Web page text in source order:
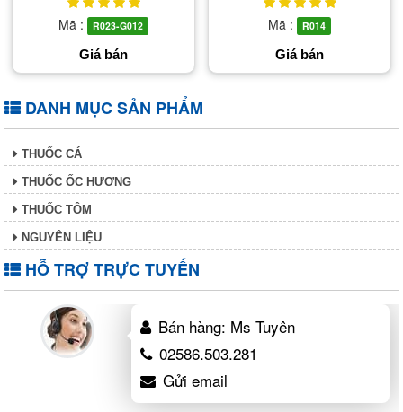
Mã : R023-G012
Giá bán
Mã : R014
Giá bán
DANH MỤC SẢN PHẨM
THUỐC CÁ
THUỐC ỐC HƯƠNG
THUỐC TÔM
NGUYÊN LIỆU
HỖ TRỢ TRỰC TUYẾN
Bán hàng: Ms Tuyên
02586.503.281
Gửi email